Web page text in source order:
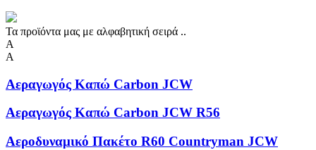
Τα προϊόντα μας με αλφαβητική σειρά ..
Α
Α
Αεραγωγός Καπώ Carbon JCW
Αεραγωγός Καπώ Carbon JCW R56
Αεροδυναμικό Πακέτο R60 Countryman JCW